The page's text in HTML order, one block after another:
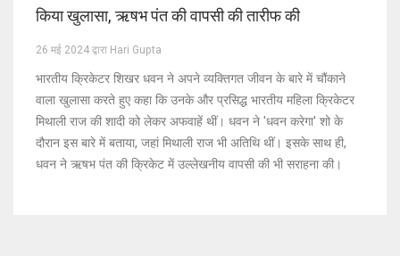
किया खुलासा, ऋषभ पंत की वापसी की तारीफ की
26 मई 2024 द्वारा Hari Gupta
भारतीय क्रिकेटर शिखर धवन ने अपने व्यक्तिगत जीवन के बारे में चौंकाने
वाला खुलासा करते हुए कहा कि उनके और प्रसिद्ध भारतीय महिला क्रिकेटर
मिथाली राज की शादी को लेकर अफवाहें थीं। धवन ने 'धवन करेगा' शो के
दौरान इस बारे में बताया, जहां मिथाली राज भी अतिथि थीं। इसके साथ ही,
धवन ने ऋषभ पंत की क्रिकेट में उल्लेखनीय वापसी की भी सराहना की।